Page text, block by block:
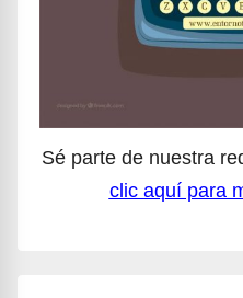
Sé parte de nuestra
clic aquí para